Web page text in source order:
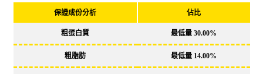
保證成份分析 佔比
粗蛋白質 最低量 30.00%
粗脂肪 最低量 14.00%